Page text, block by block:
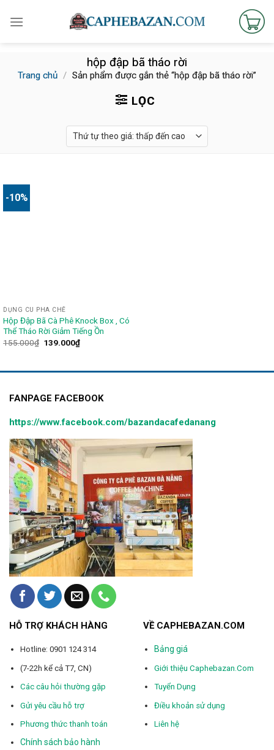
hộp đập bã tháo rời
Trang chủ / Sản phẩm được gắn thẻ “hộp đập bã tháo rời”
LỌC
-10%
DỤNG CU PHA CHẾ
Hộp Đập Bã Cà Phê Knock Box , Có
Thể Tháo Rời Giảm Tiếng Ồn
155.000₫ 139.000₫
FANPAGE FACEBOOK
https://www.facebook.com/bazandacafedanang
HỖ TRỢ KHÁCH HÀNG
Hotline: 0901 124 314
(7-22h kể cả T7, CN)
Các câu hỏi thường gặp
Gửi yêu cầu hỗ trợ
Phương thức thanh toán
Chính sách bảo hành
VỀ CAPHEBAZAN.COM
Bảng giá
Giới thiệu Caphebazan.Com
Tuyển Dụng
Điều khoản sử dụng
Liên hệ